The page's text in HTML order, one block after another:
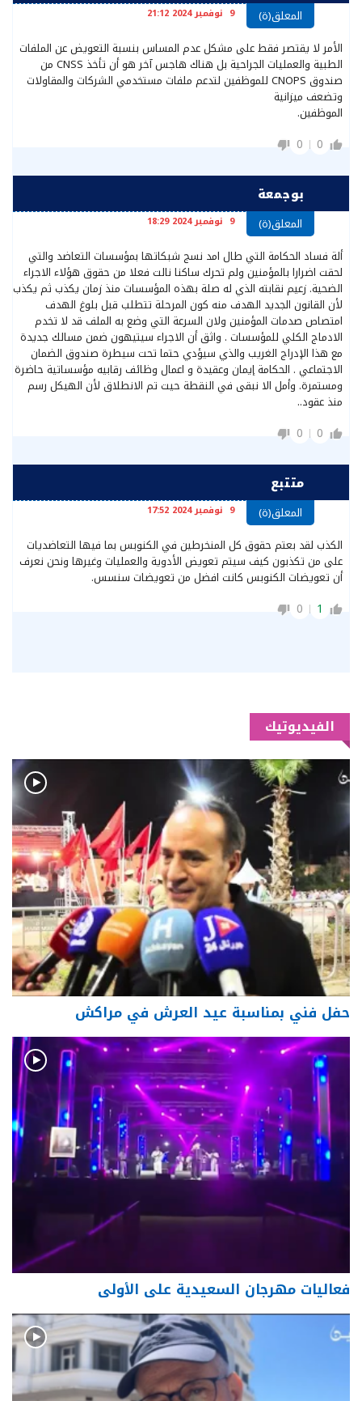
المعلق(ة) 9 نوفمبر 2024 21:12
الأمر لا يقتصر فقط على مشكل عدم المساس بنسبة التعويض عن الملفات
الطبية والعمليات الجراحية بل هناك هاجس آخر هو أن تأخذ CNSS من
صندوق CNOPS للموظفين لتدعم ملفات مستخدمي الشركات والمقاولات
وتضعف ميزانية
الموظفين.
0
0
بوجمعة
المعلق(ة) 9 نوفمبر 2024 18:29
ألة فساد الحكامة التي طال امد نسج شبكاتها بمؤسسات التعاضد والتي
لحقت اضرارا بالمؤمنين ولم تحرك ساكنا نالت فعلا من حقوق هؤلاء الاجراء
الضحية. زعيم نقابته الذي له صلة بهذه المؤسسات منذ زمان يكذب ثم يكذب
لأن القانون الجديد الهدف منه كون المرحلة تتطلب قبل بلوغ الهدف
امتصاص صدمات المؤمنين ولان السرعة التي وضع به الملف قد لا تخدم
الادماج الكلي للمؤسسات . واثق أن الاجراء سيتيهون ضمن مسالك جديدة
مع هذا الإدراج الغريب والذي سيؤدي حتما تحت سيطرة صندوق الضمان
الاجتماعي . الحكامة إيمان وعقيدة و اعمال وظائف رقابيه مؤسساتية حاضرة
ومستمرة. وأمل الا نبقى في النقطة حيت تم الانطلاق لأن الهيكل رسم
منذ عقود..
0
0
متتبع
المعلق(ة) 9 نوفمبر 2024 17:52
الكذب لقد بعتم حقوق كل المنخرطين في الكنوبس بما فيها التعاضديات
على من تكذبون كيف سيتم تعويض الأدوية والعمليات وغيرها ونحن نعرف
أن تعويضات الكنوبس كانت افضل من تعويضات سنسس.
1
0
الفيديوتيك
حفل فني بمناسبة عيد العرش في مراكش
فعاليات مهرجان السعيدية على الأولى